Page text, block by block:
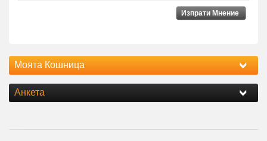
Изпрати Мнение
Моята Кошница
Анкета